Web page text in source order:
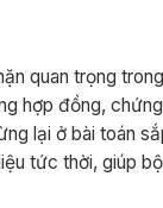
quan trọng
hợp đồng,
lại ở bài toán
tức thời, giúp